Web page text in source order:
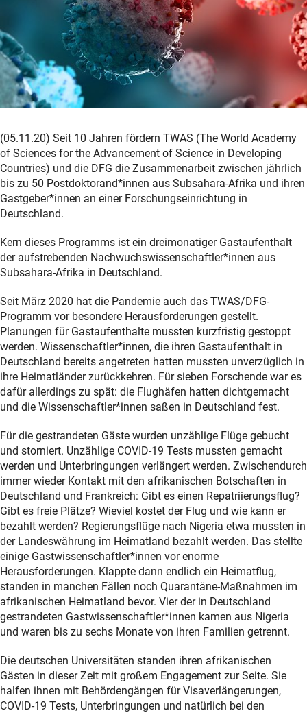
(05.11.20) Seit 10 Jahren fördern TWAS (The World Academy
of Sciences for the Advancement of Science in Developing
Countries) und die DFG die Zusammenarbeit zwischen jährlich
bis zu 50 Postdoktorand*innen aus Subsahara-Afrika und ihren
Gastgeber*innen an einer Forschungseinrichtung in
Deutschland.
Kern dieses Programms ist ein dreimonatiger Gastaufenthalt
der aufstrebenden Nachwuchswissenschaftler*innen aus
Subsahara-Afrika in Deutschland.
Seit März 2020 hat die Pandemie auch das TWAS/DFG-
Programm vor besondere Herausforderungen gestellt.
Planungen für Gastaufenthalte mussten kurzfristig gestoppt
werden. Wissenschaftler*innen, die ihren Gastaufenthalt in
Deutschland bereits angetreten hatten mussten unverzüglich in
ihre Heimatländer zurückkehren. Für sieben Forschende war es
dafür allerdings zu spät: die Flughäfen hatten dichtgemacht
und die Wissenschaftler*innen saßen in Deutschland fest.
Für die gestrandeten Gäste wurden unzählige Flüge gebucht
und storniert. Unzählige COVID-19 Tests mussten gemacht
werden und Unterbringungen verlängert werden. Zwischendurch
immer wieder Kontakt mit den afrikanischen Botschaften in
Deutschland und Frankreich: Gibt es einen Repatriierungsflug?
Gibt es freie Plätze? Wieviel kostet der Flug und wie kann er
bezahlt werden? Regierungsflüge nach Nigeria etwa mussten in
der Landeswährung im Heimatland bezahlt werden. Das stellte
einige Gastwissenschaftler*innen vor enorme
Herausforderungen. Klappte dann endlich ein Heimatflug,
standen in manchen Fällen noch Quarantäne-Maßnahmen im
afrikanischen Heimatland bevor. Vier der in Deutschland
gestrandeten Gastwissenschaftler*innen kamen aus Nigeria
und waren bis zu sechs Monate von ihren Familien getrennt.
Die deutschen Universitäten standen ihren afrikanischen
Gästen in dieser Zeit mit großem Engagement zur Seite. Sie
halfen ihnen mit Behördengängen für Visaverlängerungen,
COVID-19 Tests, Unterbringungen und natürlich bei den